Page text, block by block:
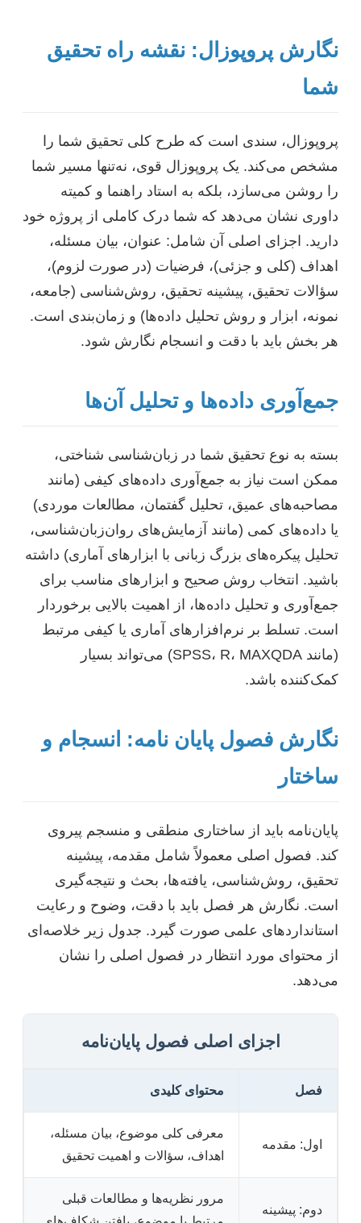
نگارش پروپوزال: نقشه راه تحقیق
شما
پروپوزال، سندی است که طرح کلی تحقیق شما را
مشخص می‌کند. یک پروپوزال قوی، نه‌تنها مسیر شما
را روشن می‌سازد، بلکه به استاد راهنما و کمیته
داوری نشان می‌دهد که شما درک کاملی از پروژه خود
دارید. اجزای اصلی آن شامل: عنوان، بیان مسئله،
اهداف (کلی و جزئی)، فرضیات (در صورت لزوم)،
سؤالات تحقیق، پیشینه تحقیق، روش‌شناسی (جامعه،
نمونه، ابزار و روش تحلیل داده‌ها) و زمان‌بندی است.
هر بخش باید با دقت و انسجام نگارش شود.
جمع‌آوری داده‌ها و تحلیل آن‌ها
بسته به نوع تحقیق شما در زبان‌شناسی شناختی،
ممکن است نیاز به جمع‌آوری داده‌های کیفی (مانند
مصاحبه‌های عمیق، تحلیل گفتمان، مطالعات موردی)
یا داده‌های کمی (مانند آزمایش‌های روان‌زبان‌شناسی،
تحلیل پیکره‌های بزرگ زبانی با ابزارهای آماری) داشته
باشید. انتخاب روش صحیح و ابزارهای مناسب برای
جمع‌آوری و تحلیل داده‌ها، از اهمیت بالایی برخوردار
است. تسلط بر نرم‌افزارهای آماری یا کیفی مرتبط
(مانند SPSS، R، MAXQDA) می‌تواند بسیار
کمک‌کننده باشد.
نگارش فصول پایان نامه: انسجام و
ساختار
پایان‌نامه باید از ساختاری منطقی و منسجم پیروی
کند. فصول اصلی معمولاً شامل مقدمه، پیشینه
تحقیق، روش‌شناسی، یافته‌ها، بحث و نتیجه‌گیری
است. نگارش هر فصل باید با دقت، وضوح و رعایت
استانداردهای علمی صورت گیرد. جدول زیر خلاصه‌ای
از محتوای مورد انتظار در فصول اصلی را نشان
می‌دهد.
اجزای اصلی فصول پایان‌نامه
فصل محتوای کلیدی
اول: مقدمه
معرفی کلی موضوع، بیان مسئله،
اهداف، سؤالات و اهمیت تحقیق
دوم: پیشینه
مرور نظریه‌ها و مطالعات قبلی